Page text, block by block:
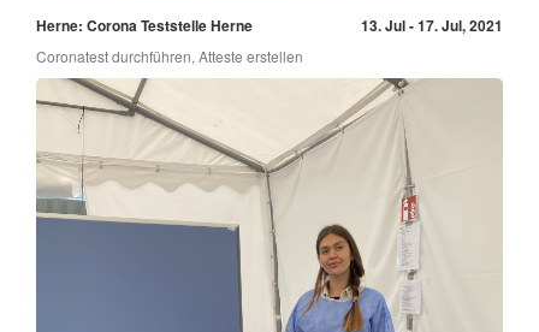
Herne: Corona Teststelle Herne 13. Jul - 17. Jul, 2021
Coronatest durchführen, Atteste erstellen